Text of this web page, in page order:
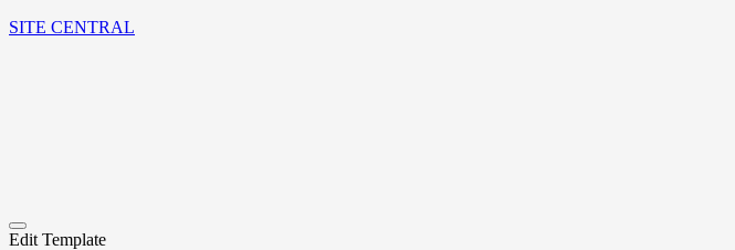
SITE CENTRAL
Edit Template